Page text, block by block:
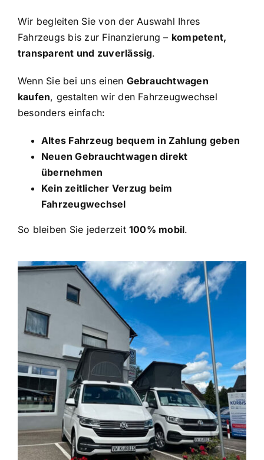
Wir begleiten Sie von der Auswahl Ihres
Fahrzeugs bis zur Finanzierung – kompetent,
transparent und zuverlässig.
Wenn Sie bei uns einen Gebrauchtwagen
kaufen, gestalten wir den Fahrzeugwechsel
besonders einfach:
Altes Fahrzeug bequem in Zahlung geben
Neuen Gebrauchtwagen direkt
übernehmen
Kein zeitlicher Verzug beim
Fahrzeugwechsel
So bleiben Sie jederzeit 100% mobil.